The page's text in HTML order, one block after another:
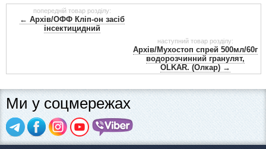
попередній товар розділу:
← Архів/ОФФ Кліп-он засіб
інсектицидний
наступний товар розділу:
Архів/Мухостоп спрей 500мл/60г
водорозчинний гранулят,
OLKAR. (Олкар) →
Ми у соцмережах